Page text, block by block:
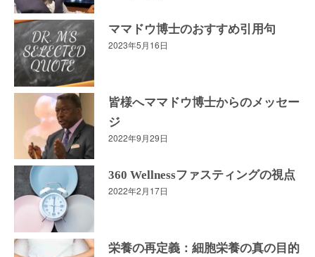
ママドウ博士のおすすめ引用句
2023年5月16日
皆様へママドウ博士からのメッセー
ジ
2022年9月29日
360 Wellnessファスティングの視点
2022年2月17日
栄養の再定義：細胞栄養の真の目的